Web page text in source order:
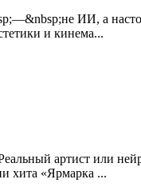
ИИ, а
и кинема...
артист или
хита «Ярмарка ...